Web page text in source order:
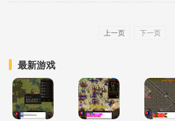
上一页 下一页
最新游戏